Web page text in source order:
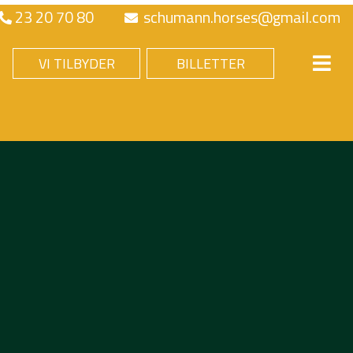
23 20 70 80 schumann.horses@gmail.com
BILLETTER
VI TILBYDER